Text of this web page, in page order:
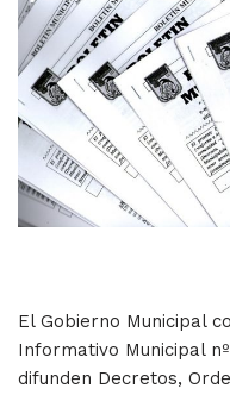
El Gobierno Municipal
Informativo Municipal
difunden Decretos,